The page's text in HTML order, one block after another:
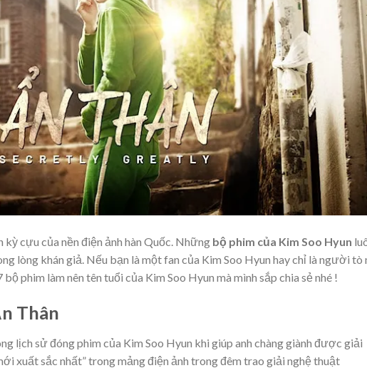
kỳ cựu của nền điện ảnh hàn Quốc. Những bộ phim của Kim Soo Hyun
lòng khán giả. Nếu bạn là một fan của Kim Soo Hyun hay chỉ là người tò
phim làm nên tên tuổi của Kim Soo Hyun mà mình sắp chia sẻ nhé !
Thân
lịch sử đóng phim của Kim Soo Hyun khi giúp anh chàng giành được giải
xuất sắc nhất” trong mảng điện ảnh trong đêm trao giải nghệ thuật